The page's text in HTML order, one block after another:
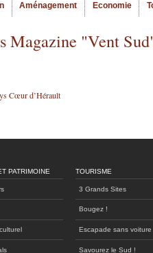
Aménagement Economie
Magazine "Vent
Cœur d’Hérault
PATRIMOINE TOURISME
3 Grands Sites
Bougez !
Escapade sans voiture
Savourez le Sud !